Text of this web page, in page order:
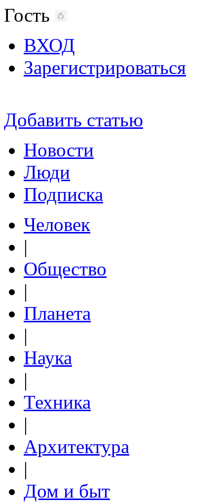
Гость
ВХОД
Зарегистрироваться
Добавить статью
Новости
Люди
Подписка
Человек
|
Общество
|
Планета
|
Наука
|
Техника
|
Архитектура
|
Дом и быт